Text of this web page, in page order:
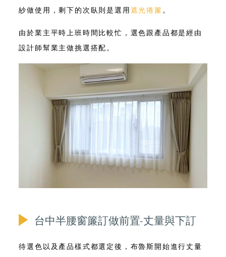
紗做使用，剩下的次臥則是選用 遮光捲簾 。
由於業主平時上班時間比較忙，選色跟產品都是經由
設計師幫業主做挑選搭配。
台中半腰窗簾訂做前置-丈量與下訂
待選色以及產品樣式都選定後，布魯斯開始進行丈量